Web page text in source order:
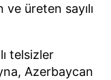
üreten sayılı
telsizler
Azerbaycan